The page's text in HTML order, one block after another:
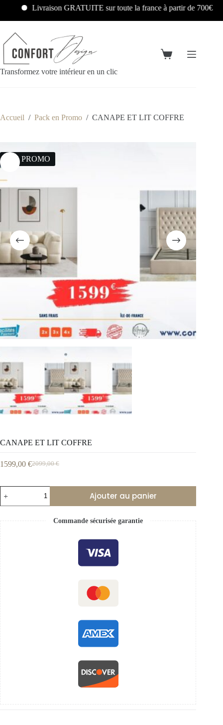
Livraison GRATUITE sur toute la france à partir de 700€
Transformez votre intérieur en un clic
Accueil / Pack en Promo / CANAPE ET LIT COFFRE
24% PROMO
CANAPE ET LIT COFFRE
2099,00€
1599,00 €
Ajouter au panier
Commande sécurisée garantie